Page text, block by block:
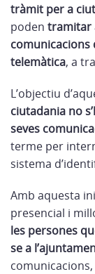
tràmit per a
poden tramitar
comunicacions
telemàtica, a
L’objectiu
ciutadania no
seves
terme per
sistema
Amb aquesta
presencial i
les persones
se a